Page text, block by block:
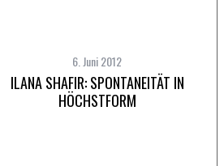
6. Juni 2012
ILANA SHAFIR: SPONTANEITÄT IN
HÖCHSTFORM